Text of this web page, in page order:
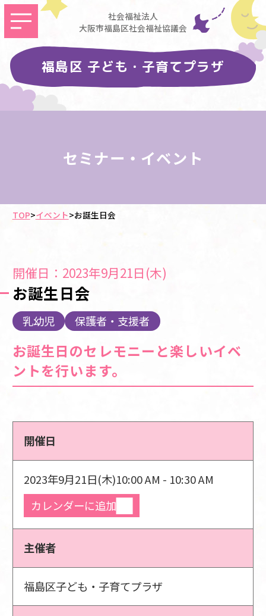
社会福祉法人
大阪市福島区社会福祉協議会
福島区 子ども・子育てプラザ
セミナー・イベント
TOP>イベント>お誕生日会
開催日：2023年9月21日(木)
お誕生日会
乳幼児 保護者・支援者
お誕生日のセレモニーと楽しいイベ
ントを行います。
開催日
2023年9月21日(木)10:00 AM - 10:30 AM
カレンダーに追加
主催者
福島区子ども・子育てプラザ